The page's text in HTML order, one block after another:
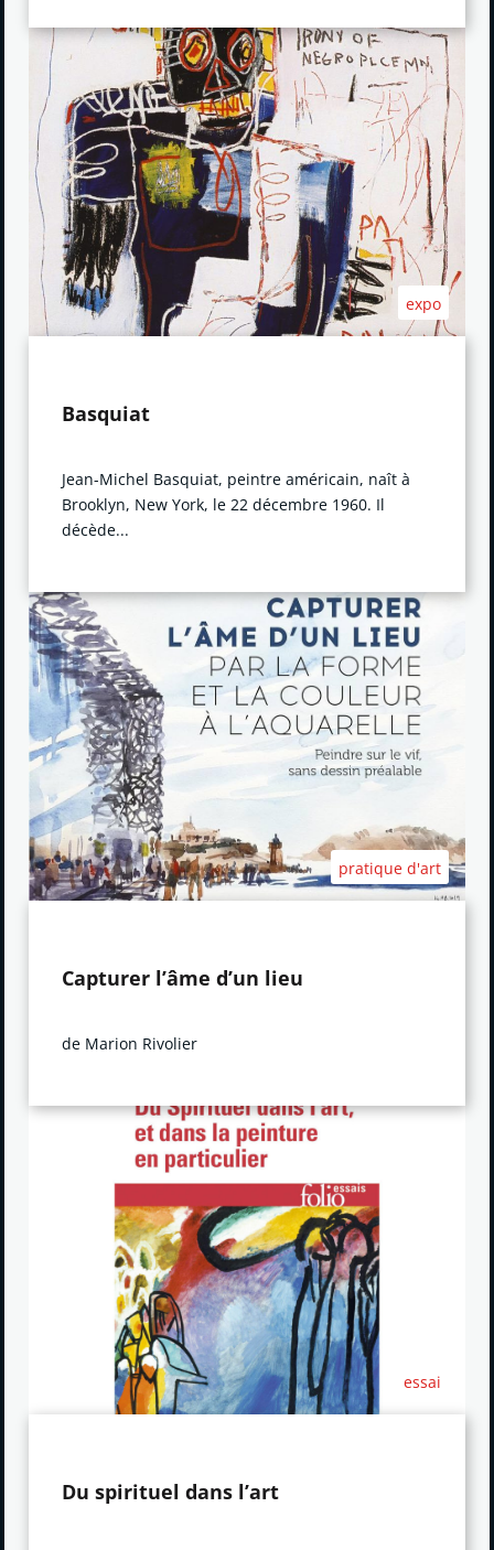
expo
Basquiat
Jean-Michel Basquiat, peintre américain, naît à
Brooklyn, New York, le 22 décembre 1960. Il
décède...
pratique d'art
Capturer l’âme d’un lieu
de Marion Rivolier
essai
Du spirituel dans l’art